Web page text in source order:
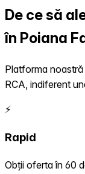
De ce să
în Poiana
Platforma
RCA, indiferent
⚡
Rapid
Obții oferta în 60